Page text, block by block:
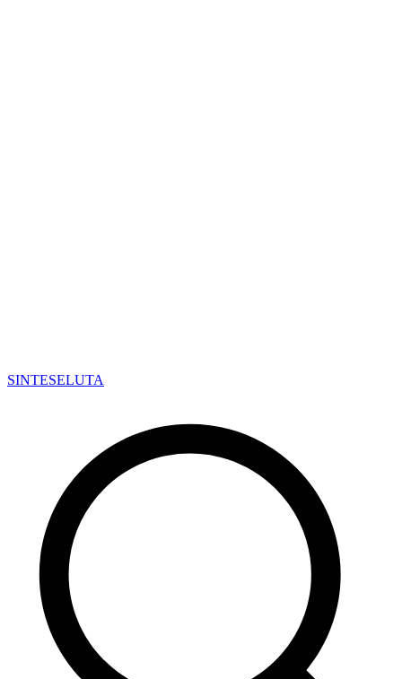
SINTESELUTA